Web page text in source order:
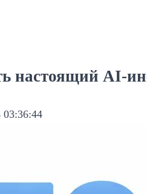
настоящий AI-
03:36:44